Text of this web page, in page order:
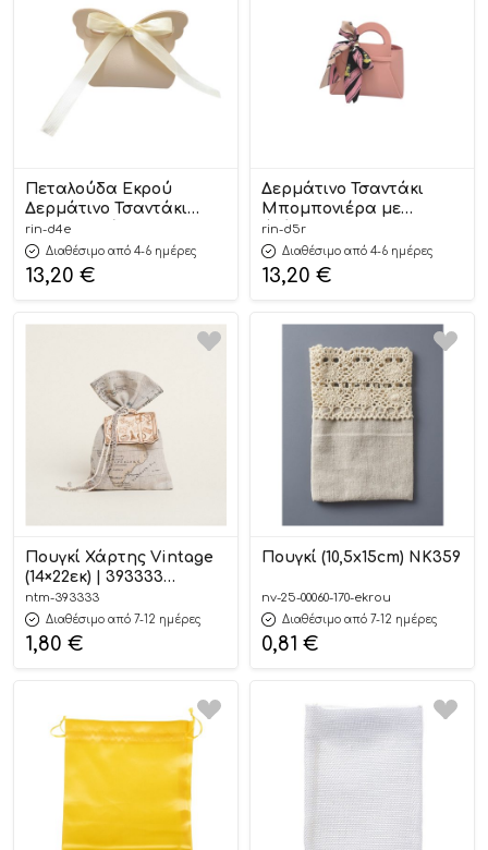
Πεταλούδα Εκρού
Δερμάτινο Τσαντάκι
Μπομπονιέρας–10 Τμχ
14×10cm | Δ4Ε Riniotis
rin-d4e
Διαθέσιμο από 4-6 ημέρες
13,20 €
Δερμάτινο Τσαντάκι
Μπομπονιέρα με
Φιόγκο–10τμχ 13x13cm |
Δ5Ρ Riniotis
rin-d5r
Διαθέσιμο από 4-6 ημέρες
13,20 €
Πουγκί Χάρτης Vintage
(14×22εκ) | 393333
Ntampoudis
ntm-393333
Διαθέσιμο από 7-12 ημέρες
1,80 €
Πουγκί (10,5x15cm) ΝΚ359
nv-25-00060-170-ekrou
Διαθέσιμο από 7-12 ημέρες
0,81 €